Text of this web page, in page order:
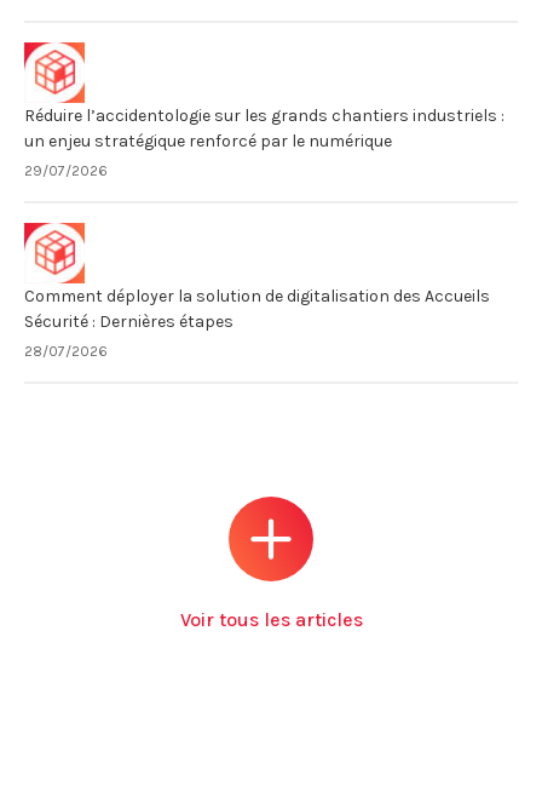
Réduire l’accidentologie sur les grands chantiers industriels :
un enjeu stratégique renforcé par le numérique
29/07/2026
Comment déployer la solution de digitalisation des Accueils
Sécurité : Dernières étapes
28/07/2026
Voir tous les articles